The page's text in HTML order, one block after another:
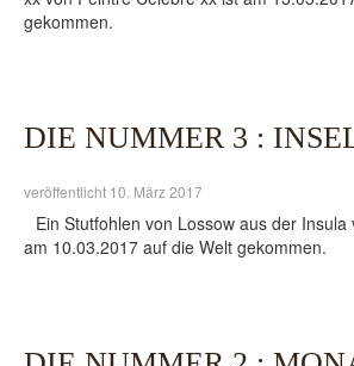
gekommen.
DIE NUMMER 3 :
veröffentlicht 10. März 2017
Ein Stutfohlen von Lossow aus der
am 10.03.2017 auf die Welt gekommen.